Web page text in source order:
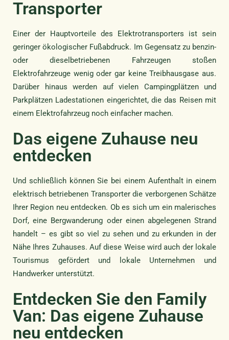
Transporter
Einer der Hauptvorteile des Elektrotransporters ist sein
geringer ökologischer Fußabdruck. Im Gegensatz zu benzin-
oder dieselbetriebenen Fahrzeugen stoßen
Elektrofahrzeuge wenig oder gar keine Treibhausgase aus.
Darüber hinaus werden auf vielen Campingplätzen und
Parkplätzen Ladestationen eingerichtet, die das Reisen mit
einem Elektrofahrzeug noch einfacher machen.
Das eigene Zuhause neu
entdecken
Und schließlich können Sie bei einem Aufenthalt in einem
elektrisch betriebenen Transporter die verborgenen Schätze
Ihrer Region neu entdecken. Ob es sich um ein malerisches
Dorf, eine Bergwanderung oder einen abgelegenen Strand
handelt – es gibt so viel zu sehen und zu erkunden in der
Nähe Ihres Zuhauses. Auf diese Weise wird auch der lokale
Tourismus gefördert und lokale Unternehmen und
Handwerker unterstützt.
Entdecken Sie den Family
Van: Das eigene Zuhause
neu entdecken